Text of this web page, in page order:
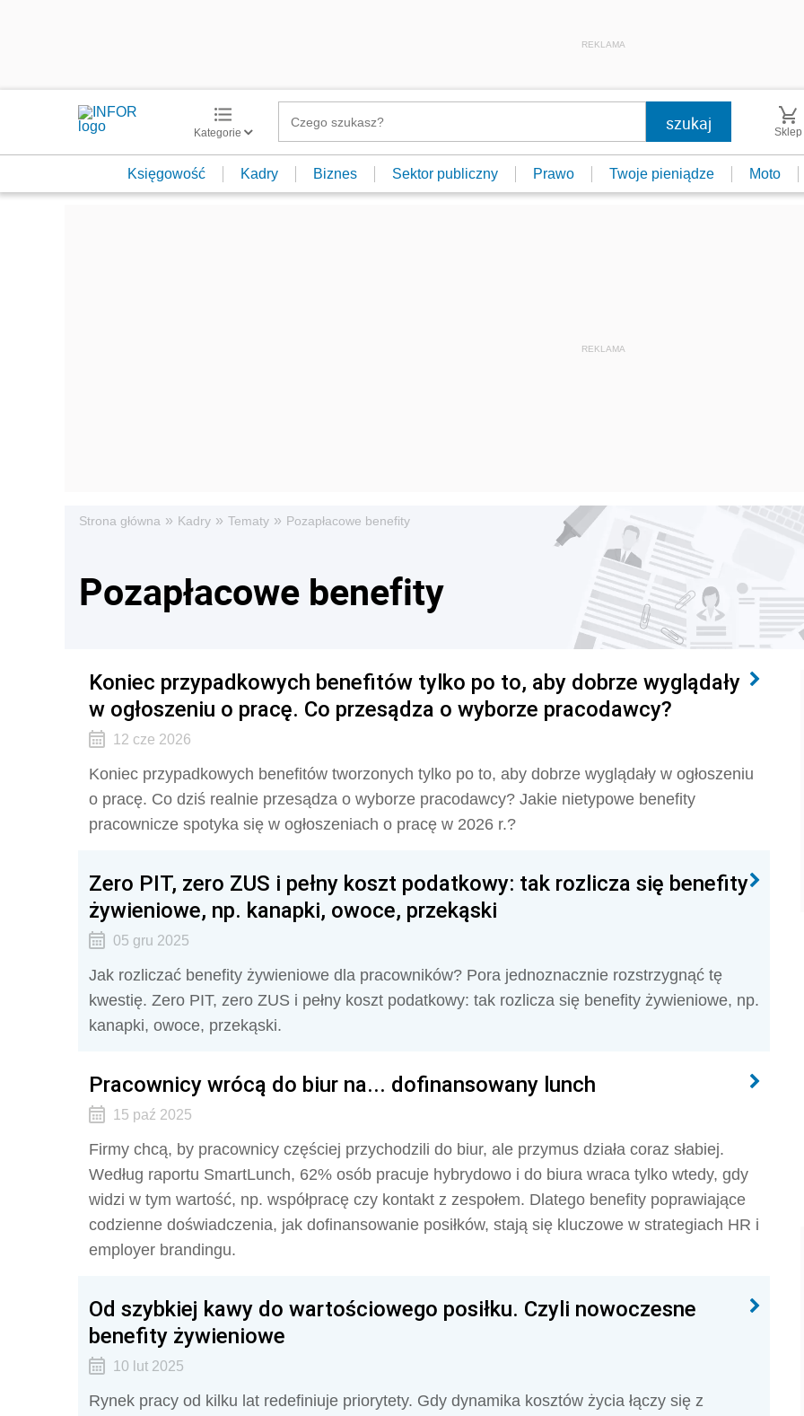
REKLAMA
Kategorie Sklep
Księgowość Kadry Biznes Sektor publiczny Prawo Twoje pieniądze Moto
Strona główna » Kadry » Tematy » Pozapłacowe benefity
Pozapłacowe benefity
Koniec przypadkowych benefitów tylko po to, aby dobrze wyglądały
w ogłoszeniu o pracę. Co przesądza o wyborze pracodawcy?
12 cze 2026
Koniec przypadkowych benefitów tworzonych tylko po to, aby dobrze wyglądały w ogłoszeniu
o pracę. Co dziś realnie przesądza o wyborze pracodawcy? Jakie nietypowe benefity
pracownicze spotyka się w ogłoszeniach o pracę w 2026 r.?
Zero PIT, zero ZUS i pełny koszt podatkowy: tak rozlicza się benefity
żywieniowe, np. kanapki, owoce, przekąski
05 gru 2025
Jak rozliczać benefity żywieniowe dla pracowników? Pora jednoznacznie rozstrzygnąć tę
kwestię. Zero PIT, zero ZUS i pełny koszt podatkowy: tak rozlicza się benefity żywieniowe, np.
kanapki, owoce, przekąski.
Pracownicy wrócą do biur na... dofinansowany lunch
15 paź 2025
Firmy chcą, by pracownicy częściej przychodzili do biur, ale przymus działa coraz słabiej.
Według raportu SmartLunch, 62% osób pracuje hybrydowo i do biura wraca tylko wtedy, gdy
widzi w tym wartość, np. współpracę czy kontakt z zespołem. Dlatego benefity poprawiające
codzienne doświadczenia, jak dofinansowanie posiłków, stają się kluczowe w strategiach HR i
employer brandingu.
Od szybkiej kawy do wartościowego posiłku. Czyli nowoczesne
benefity żywieniowe
10 lut 2025
Rynek pracy od kilku lat redefiniuje priorytety. Gdy dynamika kosztów życia łączy się z